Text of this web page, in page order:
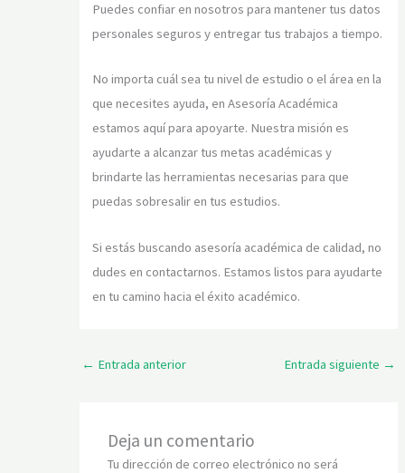
Puedes confiar en nosotros para mantener tus datos
personales seguros y entregar tus trabajos a tiempo.
No importa cuál sea tu nivel de estudio o el área en la
que necesites ayuda, en Asesoría Académica
estamos aquí para apoyarte. Nuestra misión es
ayudarte a alcanzar tus metas académicas y
brindarte las herramientas necesarias para que
puedas sobresalir en tus estudios.
Si estás buscando asesoría académica de calidad, no
dudes en contactarnos. Estamos listos para ayudarte
en tu camino hacia el éxito académico.
← Entrada anterior Entrada siguiente →
Deja un comentario
Tu dirección de correo electrónico no será